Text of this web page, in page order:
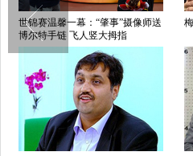
济南模特京剧混搭比基尼
网友玩嗨PS海滩情侣照